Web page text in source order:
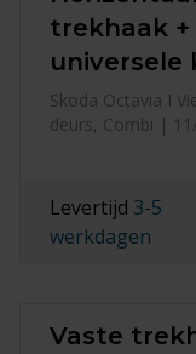
trekhaak +
universele
Skoda Octavia I
deurs, Combi |
Levertijd 3-5
werkdagen
Vaste